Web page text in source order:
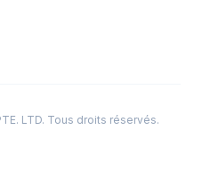
LTD. Tous droits réservés.